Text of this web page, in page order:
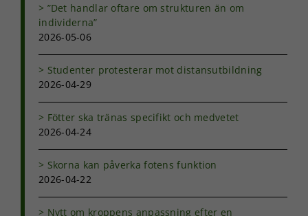
”Det handlar oftare om strukturen än om
individerna”
2026-05-06
Studenter protesterar mot distansutbildning
2026-04-29
Fötter ska tränas specifikt och medvetet
2026-04-24
Skorna kan påverka fotens funktion
2026-04-22
Nytt om kroppens anpassning efter en